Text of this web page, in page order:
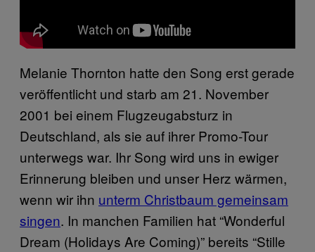
Melanie Thornton hatte den Song erst gerade
veröffentlicht und starb am 21. November
2001 bei einem Flugzeugabsturz in
Deutschland, als sie auf ihrer Promo-Tour
unterwegs war. Ihr Song wird uns in ewiger
Erinnerung bleiben und unser Herz wärmen,
wenn wir ihn unterm Christbaum gemeinsam
singen. In manchen Familien hat “Wonderful
Dream (Holidays Are Coming)” bereits “Stille